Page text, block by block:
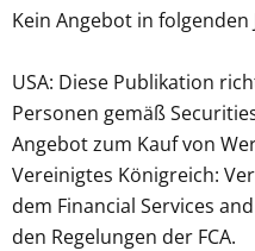
Kein Angebot in
USA: Diese Publikation
Personen gemäß
Angebot zum Kauf von
Vereinigtes Königreich:
dem Financial Services
den Regelungen der FCA.